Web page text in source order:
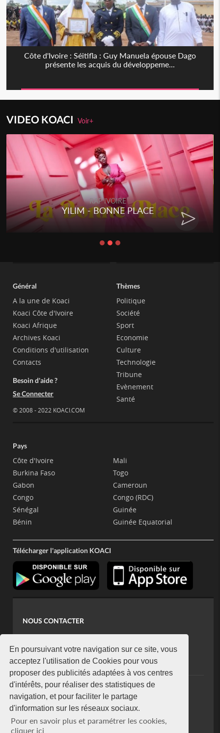
En poursuivant votre navigation sur ce site, vous
acceptez l'utilisation de Cookies pour vous
proposer des publicités adaptées à vos centres
d'intérêts, pour réaliser des statistiques de
navigation, et pour faciliter le partage
d'information sur les réseaux sociaux.
Pour en savoir plus et paramétrer les cookies,
cliquer ici
Côte d'Ivoire : Séitifla : Guy Manuela épouse Dago
présente les acquis du développeme...
VIDEO KOACIVoir+
RAP IVOIRE
YILIM - BONNE PLACE
Général
A la une de Koaci
Koaci Côte d'Ivoire
Koaci Afrique
Archives Koaci
Conditions d'utilisation
Contacts
Besoin d'aide ?
Se Connecter
© 2008 - 2022 KOACI.COM
Thèmes
Politique
Société
Sport
Economie
Culture
Technologie
Tribune
Evènement
Santé
Pays
Côte d'Ivoire
Burkina Faso
Gabon
Congo
Sénégal
Bénin
Mali
Togo
Cameroun
Congo (RDC)
Guinée
Guinée Equatorial
Télécharger l'application KOACI
NOUS CONTACTER
koaci@yahoo.fr
+225 07 08 85 52 93
NEWSLETTER
Restez connecté via notre newsletter
S'abonner
Se désabonner